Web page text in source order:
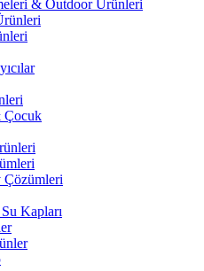
& Outdoor Ürünleri
Çocuk
Çözümleri
Kapları